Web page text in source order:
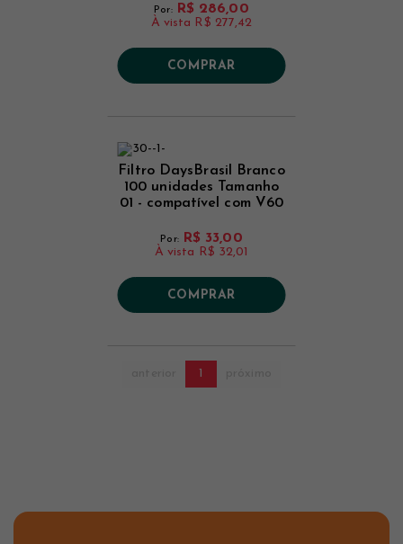
Por: R$ 286,00
À vista R$ 277,42
COMPRAR
Filtro DaysBrasil Branco
100 unidades Tamanho
01 - compatível com V60
Por: R$ 33,00
À vista R$ 32,01
COMPRAR
1